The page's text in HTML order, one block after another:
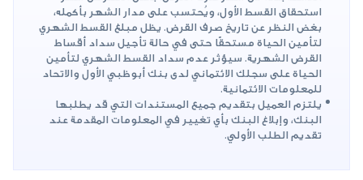
استحقاق القسط الأول، ويُحتسب على مدار الشهر بأكمله،
بغض النظر عن تاريخ صرف القرض. يظل مبلغ القسط الشهري
لتأمين الحياة مستحقًا حتى في حالة تأجيل سداد أقساط
القرض الشهرية. سيؤثر عدم سداد القسط الشهري لتأمين
الحياة على سجلك الائتماني لدى بنك أبوظبي الأول والاتحاد
للمعلومات الائتمانية.
يلتزم العميل بتقديم جميع المستندات التي قد يطلبها
البنك، وإبلاغ البنك بأي تغيير في المعلومات المقدمة عند
تقديم الطلب الأولي.